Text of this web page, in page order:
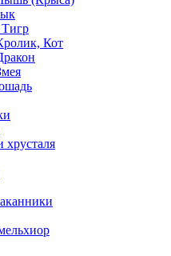
Кот
хрусталя